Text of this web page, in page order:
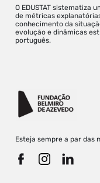
O EDUSTAT sistematiza
de métricas
conhecimento da
evolução e dinâmicas
português.
Esteja sempre a par das